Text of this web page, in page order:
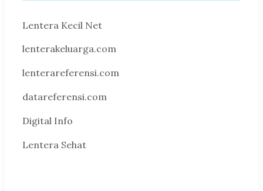
Lentera Kecil Net
lenterakeluarga.com
lenterareferensi.com
datareferensi.com
Digital Info
Lentera Sehat